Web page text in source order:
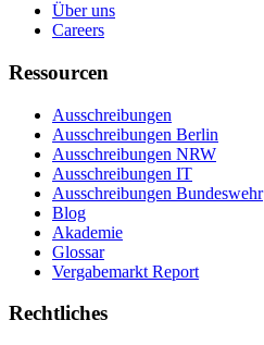
Über uns
Careers
Ressourcen
Ausschreibungen
Ausschreibungen Berlin
Ausschreibungen NRW
Ausschreibungen IT
Ausschreibungen Bundeswehr
Blog
Akademie
Glossar
Vergabemarkt Report
Rechtliches